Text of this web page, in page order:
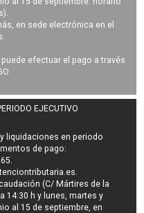
en sede electrónica en el
efectuar el pago a través
EJECUTIVO
liquidaciones en periodo
de pago:
.
(C/ Mártires de la
14:30 h y lunes, martes y
al 15 de septiembre, en